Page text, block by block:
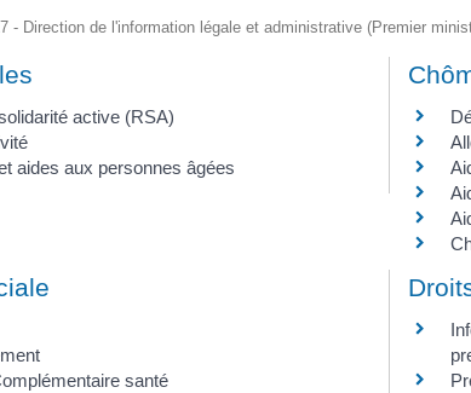
- Direction de l'information légale et administrative (Premier
active (RSA)
aides aux personnes âgées
santé